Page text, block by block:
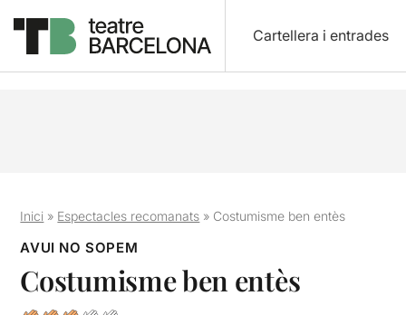
Cartellera i entrades
Inici » Espectacles recomanats » Costumisme ben entès
AVUI NO SOPEM
Costumisme ben entès